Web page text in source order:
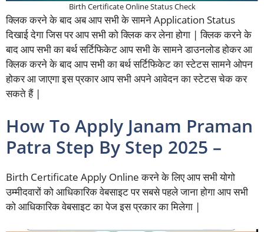
Birth Certificate Online Status Check
क्लिक करने के बाद अब आप सभी के सामने Application Status
दिखाई देगा जिस पर आप सभी को क्लिक कर लेना होगा | क्लिक करने के
बाद आप सभी का बर्थ सर्टिफिकेट आप सभी के सामने डाउनलोड होकर आ
क्लिक करने के बाद आप सभी का बर्थ सर्टिफिकेट का स्टेटस सामने ओपन
होकर आ जाएगा इस प्रकार आप सभी अपने आवेदन का स्टेटस चेक कर
सकते हैं |
How To Apply Janam Praman
Patra Step By Step 2025 –
Birth Certificate Apply Online करने के लिए आप सभी योगो
उम्मीदवारों को आधिकारिक वेबसाइट पर सबसे पहले जाना होगा आप सभी
को आधिकारिक वेबसाइट का पेज इस प्रकार का मिलेगा |